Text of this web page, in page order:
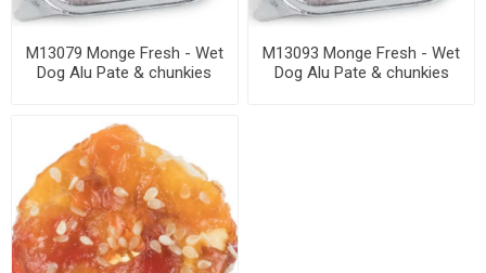
M13079 Monge Fresh - Wet
Dog Alu Pate & chunkies
M13093 Monge Fresh - Wet
Dog Alu Pate & chunkies